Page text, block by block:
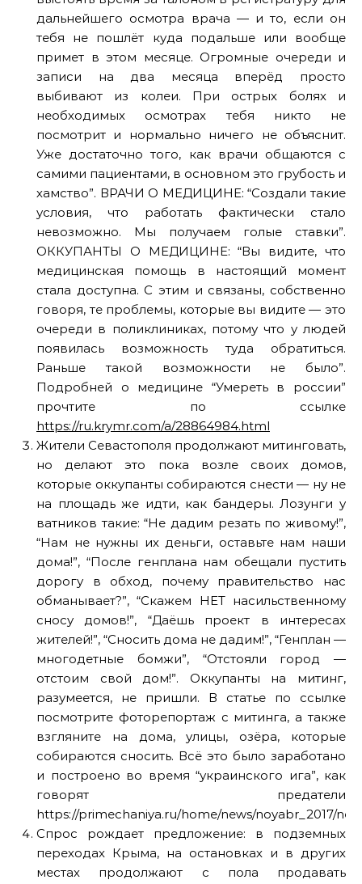
дальнейшего осмотра врача — и то, если он
тебя не пошлёт куда подальше или вообще
примет в этом месяце. Огромные очереди и
записи на два месяца вперёд просто
выбивают из колеи. При острых болях и
необходимых осмотрах тебя никто не
посмотрит и нормально ничего не объяснит.
Уже достаточно того, как врачи общаются с
самими пациентами, в основном это грубость и
хамство”. ВРАЧИ О МЕДИЦИНЕ: “Создали такие
условия, что работать фактически стало
невозможно. Мы получаем голые ставки”.
ОККУПАНТЫ О МЕДИЦИНЕ: “Вы видите, что
медицинская помощь в настоящий момент
стала доступна. С этим и связаны, собственно
говоря, те проблемы, которые вы видите — это
очереди в поликлиниках, потому что у людей
появилась возможность туда обратиться.
Раньше такой возможности не было”.
Подробней о медицине “Умереть в россии”
прочтите по ссылке
https://ru.krymr.com/a/28864984.html
Жители Севастополя продолжают митинговать,
но делают это пока возле своих домов,
которые оккупанты собираются снести — ну не
на площадь же идти, как бандеры. Лозунги у
ватников такие: “Не дадим резать по живому!”,
“Нам не нужны их деньги, оставьте нам наши
дома!”, “После генплана нам обещали пустить
дорогу в обход, почему правительство нас
обманывает?”, “Скажем НЕТ насильственному
сносу домов!”, “Даёшь проект в интересах
жителей!”, “Сносить дома не дадим!”, “Генплан —
многодетные бомжи”, “Отстояли город —
отстоим свой дом!”. Оккупанты на митинг,
разумеется, не пришли. В статье по ссылке
посмотрите фоторепортаж с митинга, а также
взгляните на дома, улицы, озёра, которые
собираются сносить. Всё это было заработано
и построено во время “украинского ига”, как
говорят предатели
https://primechaniya.ru/home/news/noyabr_2017/
Спрос рождает предложение: в подземных
переходах Крыма, на остановках и в других
местах продолжают с пола продавать